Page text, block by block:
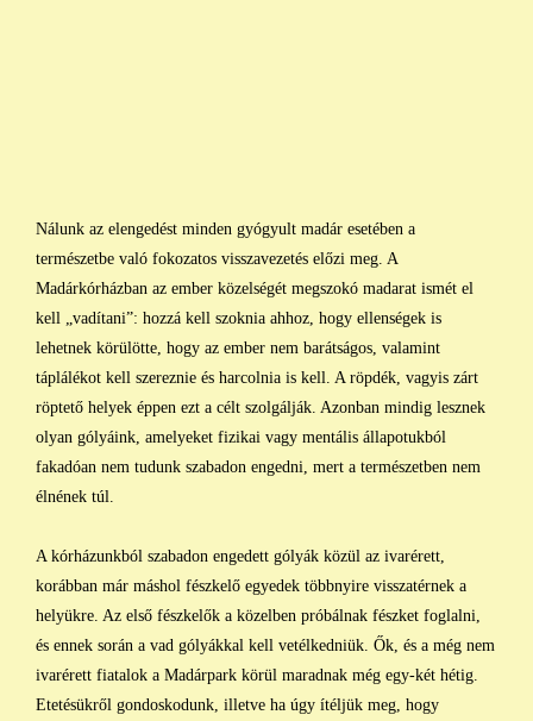
Nálunk az elengedést minden gyógyult madár esetében a
természetbe való fokozatos visszavezetés előzi meg. A
Madárkórházban az ember közelségét megszokó madarat ismét el
kell „vadítani”: hozzá kell szoknia ahhoz, hogy ellenségek is
lehetnek körülötte, hogy az ember nem barátságos, valamint
táplálékot kell szereznie és harcolnia is kell. A röpdék, vagyis zárt
röptető helyek éppen ezt a célt szolgálják. Azonban mindig lesznek
olyan gólyáink, amelyeket fizikai vagy mentális állapotukból
fakadóan nem tudunk szabadon engedni, mert a természetben nem
élnének túl.
A kórházunkból szabadon engedett gólyák közül az ivarérett,
korábban már máshol fészkelő egyedek többnyire visszatérnek a
helyükre. Az első fészkelők a közelben próbálnak fészket foglalni,
és ennek során a vad gólyákkal kell vetélkedniük. Ők, és a még nem
ivarérett fiatalok a Madárpark körül maradnak még egy-két hétig.
Etetésükről gondoskodunk, illetve ha úgy ítéljük meg, hogy